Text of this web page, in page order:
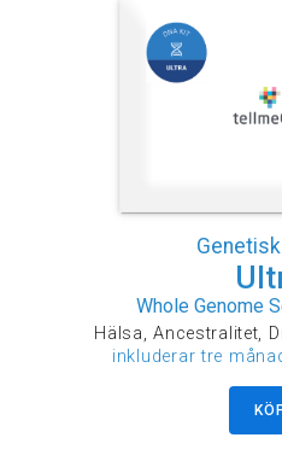
Whole Genome
Hälsa, Ancestralitet,
inkluderar tre